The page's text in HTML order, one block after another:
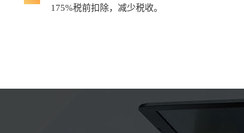
175%税前扣除，减少税收。